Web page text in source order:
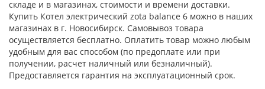
складе и в магазинах, стоимости и времени доставки.
Купить Котел электрический zota balance 6 можно в наших
магазинах в г. Новосибирск. Самовывоз товара
осуществляется бесплатно. Оплатить товар можно любым
удобным для вас способом (по предоплате или при
получении, расчет наличный или безналичный).
Предоставляется гарантия на эксплуатационный срок.